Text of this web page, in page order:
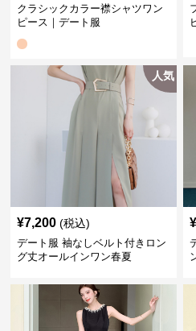
クラシックカラー襟シャツワン
ピース｜デート服
人気
¥7,200 (税込)
デート服 袖なしベルト付きロン
グ丈オールインワン春夏
¥